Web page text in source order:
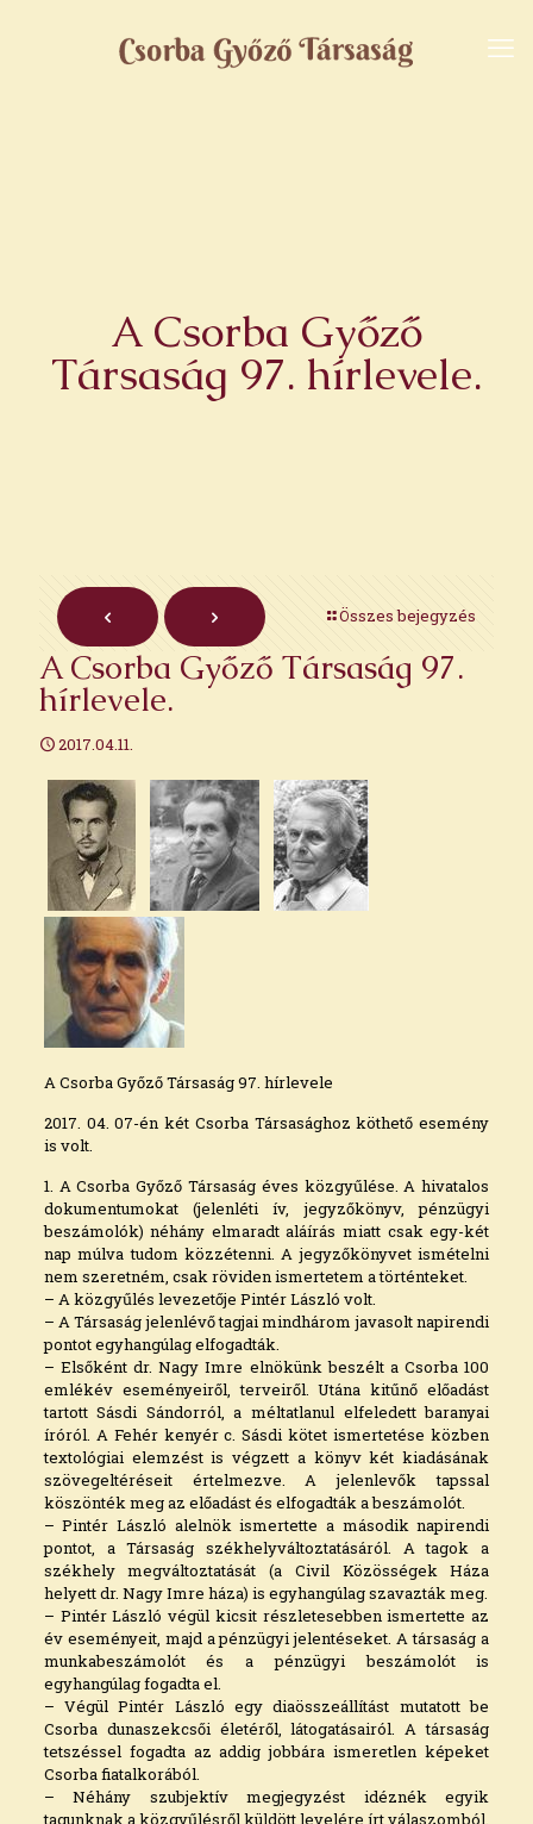
A Csorba Győző
Társaság 97. hírlevele.
Összes bejegyzés
A Csorba Győző Társaság 97.
hírlevele.
2017.04.11.
A Csorba Győző Társaság 97. hírlevele
2017. 04. 07-én két Csorba Társasághoz köthető esemény
is volt.
1. A Csorba Győző Társaság éves közgyűlése. A hivatalos
dokumentumokat (jelenléti ív, jegyzőkönyv, pénzügyi
beszámolók) néhány elmaradt aláírás miatt csak egy-két
nap múlva tudom közzétenni. A jegyzőkönyvet ismételni
nem szeretném, csak röviden ismertetem a történteket.
– A közgyűlés levezetője Pintér László volt.
– A Társaság jelenlévő tagjai mindhárom javasolt napirendi
pontot egyhangúlag elfogadták.
– Elsőként dr. Nagy Imre elnökünk beszélt a Csorba 100
emlékév eseményeiről, terveiről. Utána kitűnő előadást
tartott Sásdi Sándorról, a méltatlanul elfeledett baranyai
íróról. A Fehér kenyér c. Sásdi kötet ismertetése közben
textológiai elemzést is végzett a könyv két kiadásának
szövegeltéréseit értelmezve. A jelenlevők tapssal
köszönték meg az előadást és elfogadták a beszámolót.
– Pintér László alelnök ismertette a második napirendi
pontot, a Társaság székhelyváltoztatásáról. A tagok a
székhely megváltoztatását (a Civil Közösségek Háza
helyett dr. Nagy Imre háza) is egyhangúlag szavazták meg.
– Pintér László végül kicsit részletesebben ismertette az
év eseményeit, majd a pénzügyi jelentéseket. A társaság a
munkabeszámolót és a pénzügyi beszámolót is
egyhangúlag fogadta el.
– Végül Pintér László egy diaösszeállítást mutatott be
Csorba dunaszekcsői életéről, látogatásairól. A társaság
tetszéssel fogadta az addig jobbára ismeretlen képeket
Csorba fiatalkorából.
– Néhány szubjektív megjegyzést idéznék egyik
tagunknak a közgyűlésről küldött levelére írt válaszomból.